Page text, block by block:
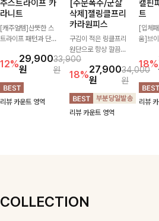
추스트라이프 카
라니트
[캐주얼템]산뜻한 스
트라이프 패턴과 단정
우러져 깔끔한 무드를
완성해주는 니트 🤍
부드러운 착용감과 편
안한 핏으로 데님부터
슬랙스까지 다양하게
12%29,900
원
33,900
원
리뷰 카운트 영역
[주문폭주/군살
삭제]젤링클프리
카라원피스
구김이 적은 링클프리
원단으로 항상 깔끔하
게 착용 가능하며 일
자로 떨어지는 넉넉한
핏으로 군살을 완벽히
커버해주는 원피스에
요🖤
18%27,900
원
34,000
원
리뷰 카운트 영역
캘핀
트
[입체
움]브
져 포
기 좋
볍게
스타일
더해주
18%
리뷰
COLLECTION